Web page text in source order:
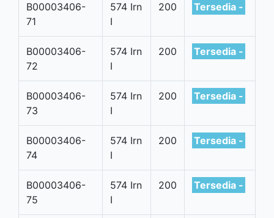
B00003406-
71
574 Irn
I
200 Tersedia -
B00003406-
72
574 Irn
I
200 Tersedia -
B00003406-
73
574 Irn
I
200 Tersedia -
B00003406-
74
574 Irn
I
200 Tersedia -
B00003406-
75
574 Irn
I
200 Tersedia -